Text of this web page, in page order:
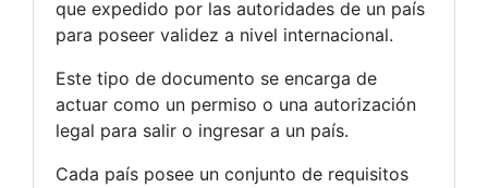
que expedido por las autoridades de un país
para poseer validez a nivel internacional.
Este tipo de documento se encarga de
actuar como un permiso o una autorización
legal para salir o ingresar a un país.
Cada país posee un conjunto de requisitos